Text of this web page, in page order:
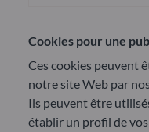
Cookies pour une
Ces cookies peuvent
notre site Web par
Ils peuvent être
établir un profil de